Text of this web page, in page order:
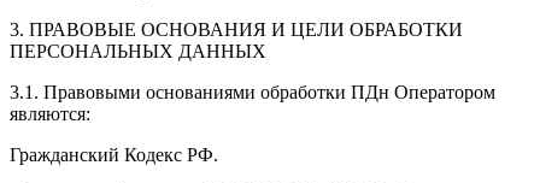
3. ПРАВОВЫЕ ОСНОВАНИЯ И ЦЕЛИ ОБРАБОТКИ
ПЕРСОНАЛЬНЫХ ДАННЫХ
3.1. Правовыми основаниями обработки ПДн Оператором
являются:
Гражданский Кодекс РФ.